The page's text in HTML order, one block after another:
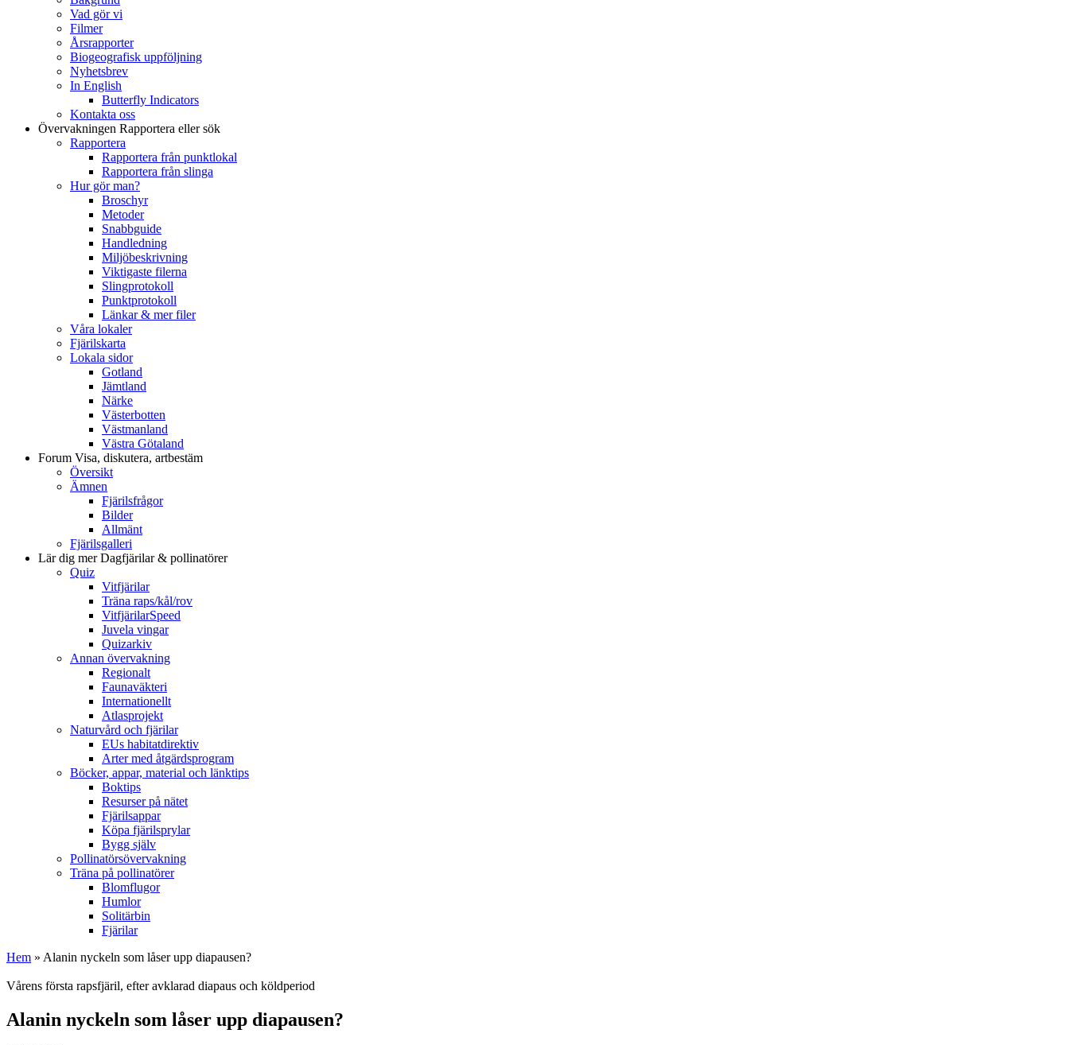
Vad gör vi
Filmer
Årsrapporter
Biogeografisk uppföljning
Nyhetsbrev
In English
Butterfly Indicators
Kontakta oss
Övervakningen Rapportera eller sök
Rapportera
Rapportera från punktlokal
Rapportera från slinga
Hur gör man?
Broschyr
Metoder
Snabbguide
Handledning
Miljöbeskrivning
Viktigaste filerna
Slingprotokoll
Punktprotokoll
Länkar & mer filer
Våra lokaler
Fjärilskarta
Lokala sidor
Gotland
Jämtland
Närke
Västerbotten
Västmanland
Västra Götaland
Forum Visa, diskutera, artbestäm
Översikt
Ämnen
Fjärilsfrågor
Bilder
Allmänt
Fjärilsgalleri
Lär dig merDagfjärilar & pollinatörer
Quiz
Vitfjärilar
Träna raps/kål/rov
VitfjärilarSpeed
Juvela vingar
Quizarkiv
Annan övervakning
Regionalt
Faunaväkteri
Internationellt
Atlasprojekt
Naturvård och fjärilar
EUs habitatdirektiv
Arter med åtgärdsprogram
Böcker, appar, material och länktips
Boktips
Resurser på nätet
Fjärilsappar
Köpa fjärilsprylar
Bygg själv
Pollinatörsövervakning
Träna på pollinatörer
Blomflugor
Humlor
Solitärbin
Fjärilar
Hem » Alanin nyckeln som låser upp diapausen?
Vårens första rapsfjäril, efter avklarad diapaus och köldperiod
Alanin nyckeln som låser upp diapausen?